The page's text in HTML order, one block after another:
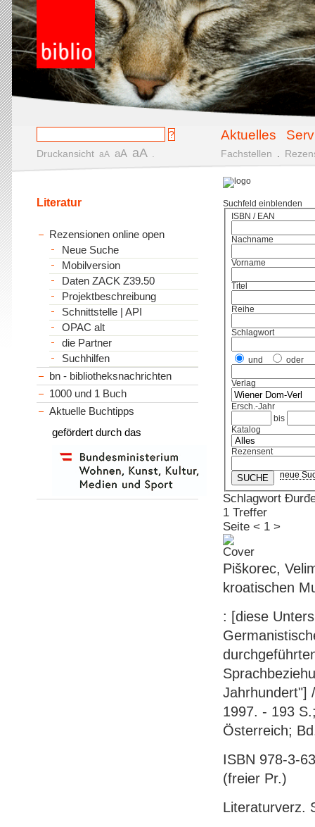
Aktuelles
Druckansicht aA aA aA Fachstellen
Suchfeld einblenden
ISBN / EAN
Nachname
Vorname
Titel
Reihe
Schlagwort
und oder
Verlag
Ersch.-Jahr
bis
Katalog
Rezensent
neue
Schlagwort
1 Treffer
Seite < 1 >
Piškorec,
kroatischen
: [diese
Jahrhundert"]
1997. - 193
Österreich;
ISBN 978-3-
(freier Pr.)
Literaturverz.
Literatur
Rezensionen online open
Neue Suche
Mobilversion
Daten ZACK Z39.50
Projektbeschreibung
Schnittstelle | API
OPAC alt
die Partner
Suchhilfen
bn - bibliotheksnachrichten
1000 und 1 Buch
Aktuelle Buchtipps
gefördert durch das